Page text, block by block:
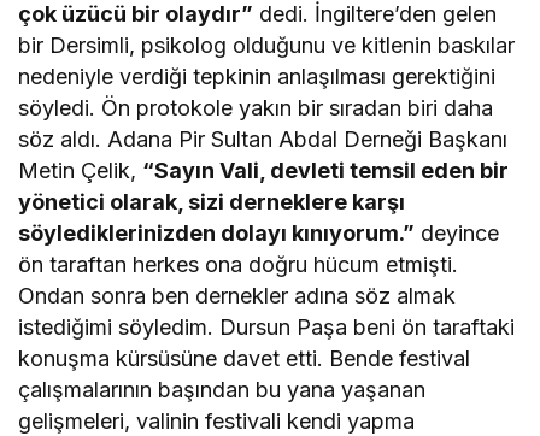
çok üzücü bir olaydır” dedi. İngiltere’den gelen
bir Dersimli, psikolog olduğunu ve kitlenin baskılar
nedeniyle verdiği tepkinin anlaşılması gerektiğini
söyledi. Ön protokole yakın bir sıradan biri daha
söz aldı. Adana Pir Sultan Abdal Derneği Başkanı
Metin Çelik, “Sayın Vali, devleti temsil eden bir
yönetici olarak, sizi derneklere karşı
söylediklerinizden dolayı kınıyorum.” deyince
ön taraftan herkes ona doğru hücum etmişti.
Ondan sonra ben dernekler adına söz almak
istediğimi söyledim. Dursun Paşa beni ön taraftaki
konuşma kürsüsüne davet etti. Bende festival
çalışmalarının başından bu yana yaşanan
gelişmeleri, valinin festivali kendi yapma